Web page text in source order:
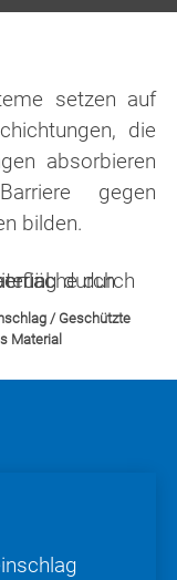
setzen auf
die
absorbieren
gegen
bilden.
/ Geschützte
Material